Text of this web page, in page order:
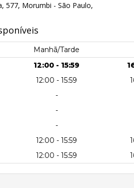
577, Morumbi - São Paulo,
Manhã/Tarde
12:00 - 15:59
12:00 - 15:59
-
-
-
12:00 - 15:59
12:00 - 15:59